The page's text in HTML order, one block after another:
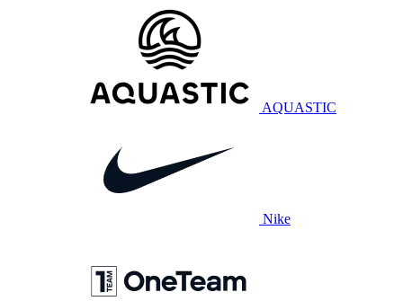
AQUASTIC
Nike